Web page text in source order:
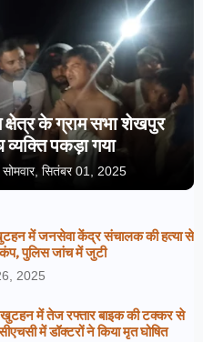
के ग्राम सभा शेखपुर
पकड़ा गया
सोमवार, सितंबर 01, 2025
में जनसेवा केंद्र संचालक की हत्या से
पुलिस जांच में जुटी
2025
में तेज रफ्तार बाइक की टक्कर से
में डॉक्टरों ने किया मृत घोषित